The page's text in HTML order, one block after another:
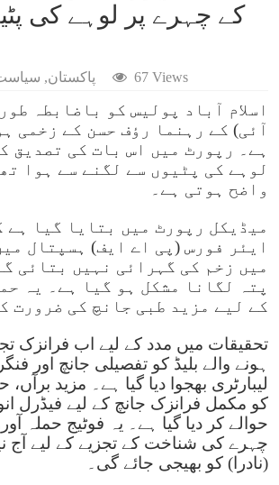
کے چہرے پر لوہے کی
پاکستان, 67 Views
اسلام آباد پولیس کو باضابطہ
آئی) کے رہنما رؤف حسن کے زخمی
ہے۔ رپورٹ میں اس بات کی تصدیق
لوہے کی پٹیوں سے لگنے سے ہوا
واضح ہوتی ہے۔
میڈیکل رپورٹ میں بتایا گیا ہے
ایئر فورس (پی اے ایف) ہسپتال
میں زخم کی گہرائی نہیں بتائی
پتہ لگانا مشکل ہو گیا ہے۔ یہ
کے لیے مزید طبی جانچ کی ضرورت
تحقیقات میں مدد کے لیے اب فرانزک
ہونے والے بلیڈ کو تفصیلی جانچ اور
لیبارٹری بھجوا دیا گیا ہے۔ مزید
کو مکمل فرانزک جانچ کے لیے فیڈرل
حوالے کر دیا گیا ہے۔ یہ فوٹیج حملہ
چہرے کی شناخت کے تجزیے کے لیے آج
(نادرا) کو بھیجی جائے گی۔